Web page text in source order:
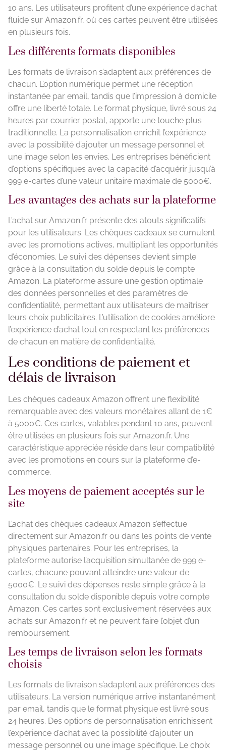
10 ans. Les utilisateurs profitent d’une expérience d’achat
fluide sur Amazon.fr, où ces cartes peuvent être utilisées
en plusieurs fois.
Les différents formats disponibles
Les formats de livraison s’adaptent aux préférences de
chacun. L’option numérique permet une réception
instantanée par email, tandis que l’impression à domicile
offre une liberté totale. Le format physique, livré sous 24
heures par courrier postal, apporte une touche plus
traditionnelle. La personnalisation enrichit l’expérience
avec la possibilité d’ajouter un message personnel et
une image selon les envies. Les entreprises bénéficient
d’options spécifiques avec la capacité d’acquérir jusqu’à
999 e-cartes d’une valeur unitaire maximale de 5000€.
Les avantages des achats sur la plateforme
L’achat sur Amazon.fr présente des atouts significatifs
pour les utilisateurs. Les chèques cadeaux se cumulent
avec les promotions actives, multipliant les opportunités
d’économies. Le suivi des dépenses devient simple
grâce à la consultation du solde depuis le compte
Amazon. La plateforme assure une gestion optimale
des données personnelles et des paramètres de
confidentialité, permettant aux utilisateurs de maîtriser
leurs choix publicitaires. L’utilisation de cookies améliore
l’expérience d’achat tout en respectant les préférences
de chacun en matière de confidentialité.
Les conditions de paiement et
délais de livraison
Les chèques cadeaux Amazon offrent une flexibilité
remarquable avec des valeurs monétaires allant de 1€
à 5000€. Ces cartes, valables pendant 10 ans, peuvent
être utilisées en plusieurs fois sur Amazon.fr. Une
caractéristique appréciée réside dans leur compatibilité
avec les promotions en cours sur la plateforme d’e-
commerce.
Les moyens de paiement acceptés sur le
site
L’achat des chèques cadeaux Amazon s’effectue
directement sur Amazon.fr ou dans les points de vente
physiques partenaires. Pour les entreprises, la
plateforme autorise l’acquisition simultanée de 999 e-
cartes, chacune pouvant atteindre une valeur de
5000€. Le suivi des dépenses reste simple grâce à la
consultation du solde disponible depuis votre compte
Amazon. Ces cartes sont exclusivement réservées aux
achats sur Amazon.fr et ne peuvent faire l’objet d’un
remboursement.
Les temps de livraison selon les formats
choisis
Les formats de livraison s’adaptent aux préférences des
utilisateurs. La version numérique arrive instantanément
par email, tandis que le format physique est livré sous
24 heures. Des options de personnalisation enrichissent
l’expérience d’achat avec la possibilité d’ajouter un
message personnel ou une image spécifique. Le choix